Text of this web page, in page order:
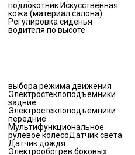
водителя по высоте